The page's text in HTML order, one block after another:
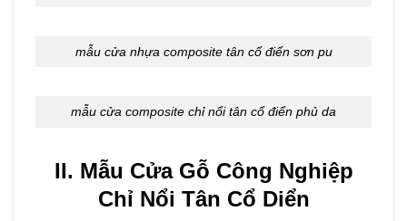
mẫu cửa nhựa composite tân cổ điển sơn pu
mẫu cửa composite chỉ nổi tân cổ điển phủ da
II. Mẫu Cửa Gỗ Công Nghiệp
Chỉ Nổi Tân Cổ Diển